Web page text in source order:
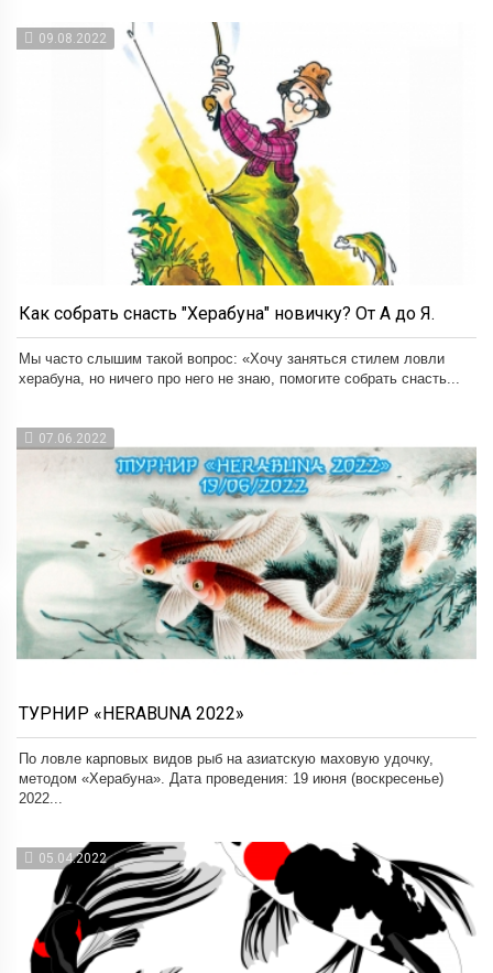
09.08.2022
Как собрать снасть "Херабуна" новичку? От А до Я.
Мы часто слышим такой вопрос: «Хочу заняться стилем ловли
херабуна, но ничего про него не знаю, помогите собрать снасть...
07.06.2022
ТУРНИР «HERABUNA 2022»
По ловле карповых видов рыб на азиатскую маховую удочку,
методом «Херабуна». Дата проведения: 19 июня (воскресенье)
2022...
05.04.2022